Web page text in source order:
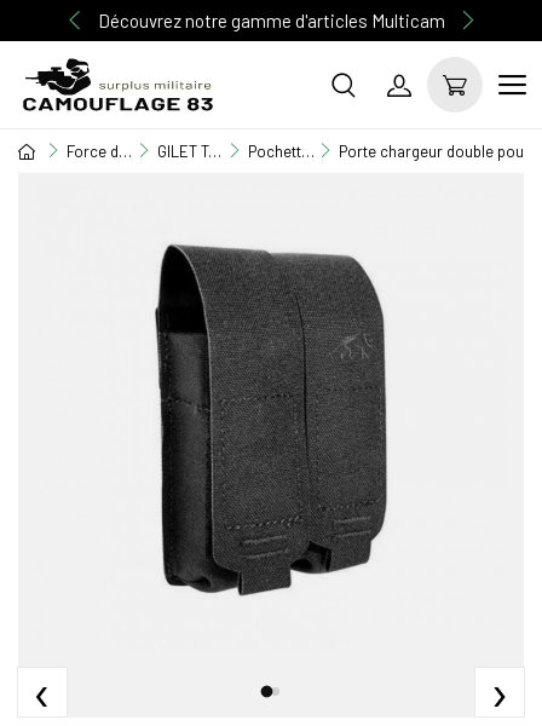
Découvrez notre gamme d'articles Multicam
Force de l'ordre GILET TACTIQUE / EQUIPEMENT / TASER Pochette M.O.L.L.E Porte chargeur double pour
‹ ›